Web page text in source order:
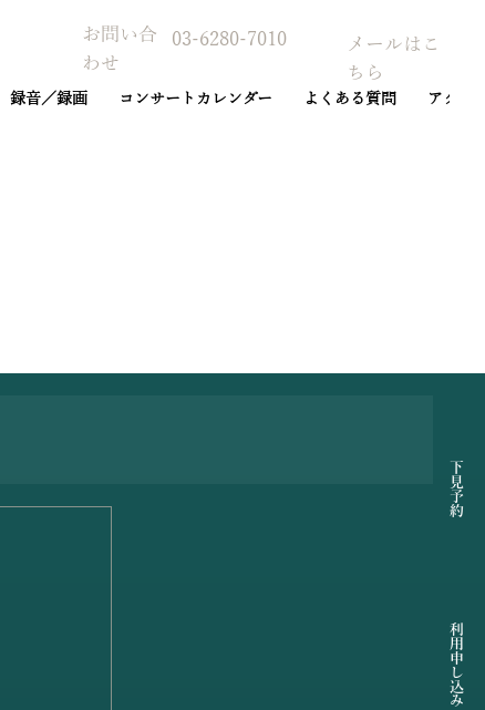
お問い合
わせ
03-6280-7010
メールはこ
ちら
録音／録画 コンサートカレンダー よくある質問 アクセ
利用申し込み
下見予約